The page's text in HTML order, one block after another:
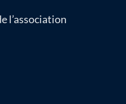
l’association